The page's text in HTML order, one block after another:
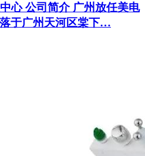
心 公司简介 广州放任美电
于广州天河区棠下…